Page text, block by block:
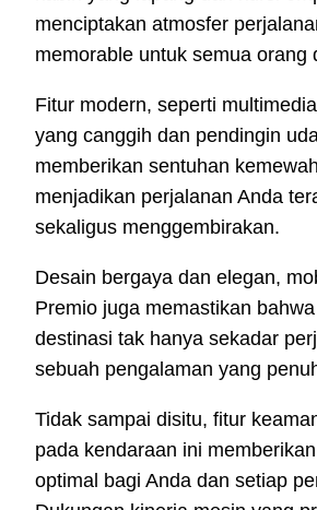
menciptakan atmosfer
memorable untuk semua orang
Fitur modern, seperti
yang canggih dan pendingin
memberikan sentuhan
menjadikan perjalanan Anda
sekaligus menggembirakan.
Desain bergaya dan elegan,
Premio juga memastikan
destinasi tak hanya sekadar
sebuah pengalaman yang
Tidak sampai disitu, fitur
pada kendaraan ini
optimal bagi Anda dan setiap